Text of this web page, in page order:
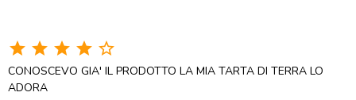
star star star star star_border
CONOSCEVO GIA' IL PRODOTTO LA MIA TARTA DI TERRA LO
ADORA